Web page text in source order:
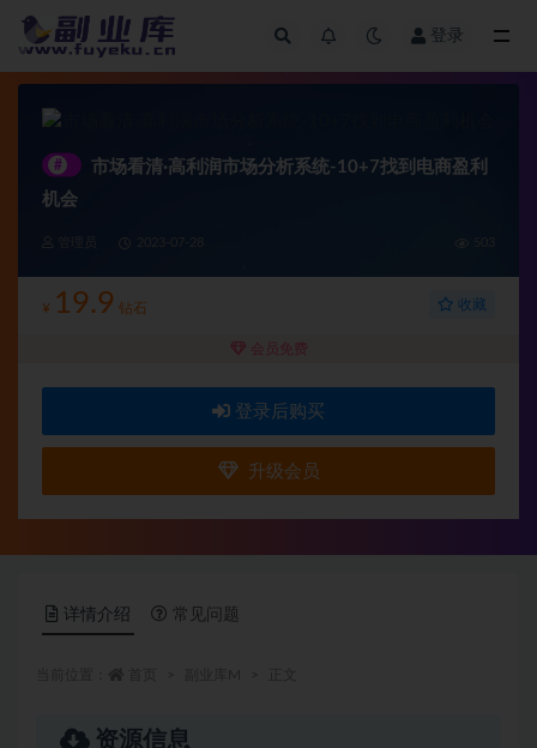
登录
#
市场看清·高利润市场分析系统-10+7找到电商盈利
机会
¥ 19.9 钻石 收藏
会员免费
登录后购买
升级会员
详情介绍 常见问题
资源信息